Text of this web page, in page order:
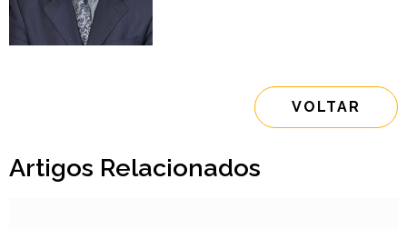
VOLTAR
Artigos Relacionados